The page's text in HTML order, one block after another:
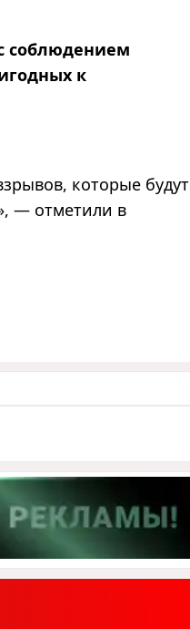
соблюдением
к
которые будут
— отметили в